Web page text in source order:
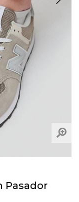
Pasador